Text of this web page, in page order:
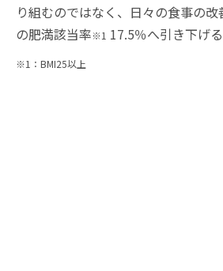
り組むのではなく、日々の食事の
の肥満該当率※1 17.5％へ引き下げ
※1：BMI25以上